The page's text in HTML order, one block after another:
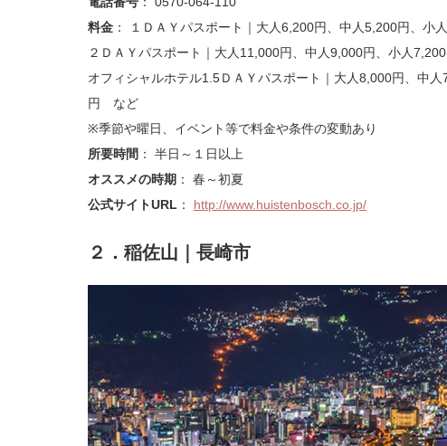
料金 ： １ＤＡＹパスポート｜大人6,200円、中人5,200円、小
２ＤＡＹパスポート｜大人11,000円、中人9,000円、小人
オフィシャルホテル1.5ＤＡＹパスポート｜大人8,000円、中
円 など
※季節や曜日、イベント等で料金や条件の変動あり
所要時間 ： 半日～１日以上
オススメの時期 ： 春～初夏
公式サイトURL ： http://www.huistenbosch.co.jp/
２．稲佐山｜長崎市